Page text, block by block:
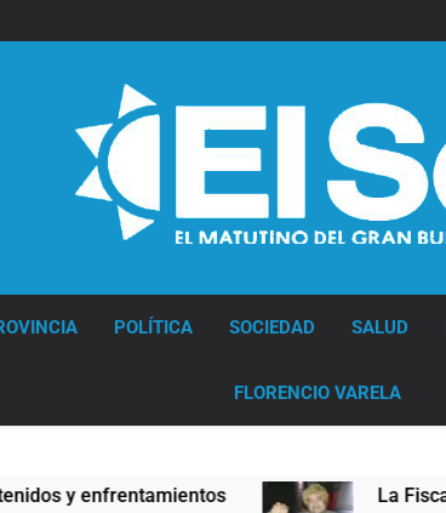
POLÍTICA SOCIEDAD SALUD
FLORENCIO VARELA
enfrentamientos La Fiscalía